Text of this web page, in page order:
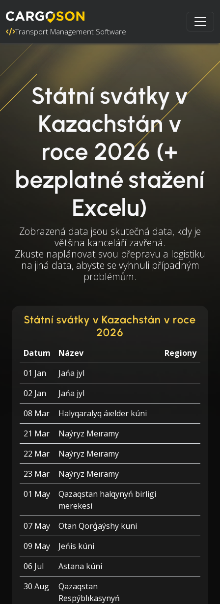
Transport Management Software
Státní svátky v
Kazachstán v
roce 2026 (+
bezplatné stažení
Excelu)
Zobrazená data jsou skutečná data, kdy je
většina kanceláří zavřená.
Zkuste naplánovat svou přepravu a logistiku
na jiná data, abyste se vyhnuli případným
problémům.
Státní svátky v Kazachstán v roce
2026
Datum Název
Regiony
01 Jan
Jańa jyl
02 Jan
Jańa jyl
08 Mar
Halyqaralyq áıelder kúni
21 Mar
Naýryz Meıramy
22 Mar
Naýryz Meıramy
23 Mar
Naýryz Meıramy
01 May
Qazaqstan halqynyń birligi
merekesi
07 May
Otan Qorǵaýshy kuni
09 May
Jeńis kúni
06 Jul
Astana kúni
30 Aug
Qazaqstan
Respýblıkasynyń